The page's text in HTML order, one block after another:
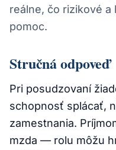
reálne, čo rizikové
pomoc.
Stručná odpoveď
Pri posudzovaní
schopnosť splácať,
zamestnania.
mzda — rolu môžu